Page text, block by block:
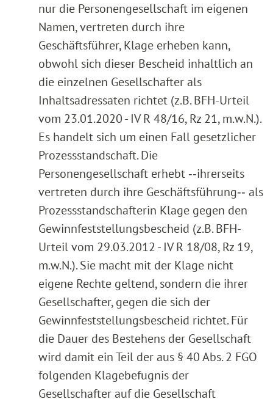
nur die Personengesellschaft im eigenen
Namen, vertreten durch ihre
Geschäftsführer, Klage erheben kann,
obwohl sich dieser Bescheid inhaltlich an
die einzelnen Gesellschafter als
Inhaltsadressaten richtet (z.B. BFH-Urteil
vom 23.01.2020 - IV R 48/16, Rz 21, m.w.N.).
Es handelt sich um einen Fall gesetzlicher
Prozessstandschaft. Die
Personengesellschaft erhebt ‑‑ihrerseits
vertreten durch ihre Geschäftsführung‑‑ als
Prozessstandschafterin Klage gegen den
Gewinnfeststellungsbescheid (z.B. BFH-
Urteil vom 29.03.2012 - IV R 18/08, Rz 19,
m.w.N.). Sie macht mit der Klage nicht
eigene Rechte geltend, sondern die ihrer
Gesellschafter, gegen die sich der
Gewinnfeststellungsbescheid richtet. Für
die Dauer des Bestehens der Gesellschaft
wird damit ein Teil der aus § 40 Abs. 2 FGO
folgenden Klagebefugnis der
Gesellschafter auf die Gesellschaft